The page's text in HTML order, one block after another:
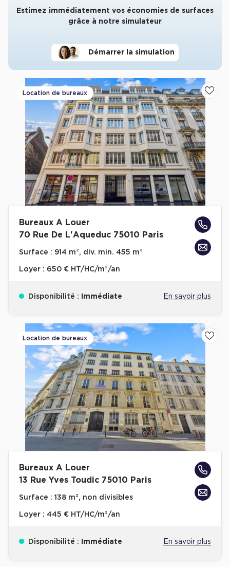
Estimez immédiatement vos économies de surfaces
grâce à notre simulateur
Démarrer la simulation
Location de bureaux
Bureaux A Louer
70 Rue De L'Aqueduc 75010 Paris
Surface : 914 m², div. min. 455 m²
Loyer : 650 € HT/HC/m²/an
Disponibilité : Immédiate En savoir plus
Location de bureaux
Bureaux A Louer
13 Rue Yves Toudic 75010 Paris
Surface : 138 m², non divisibles
Loyer : 445 € HT/HC/m²/an
Disponibilité : Immédiate En savoir plus